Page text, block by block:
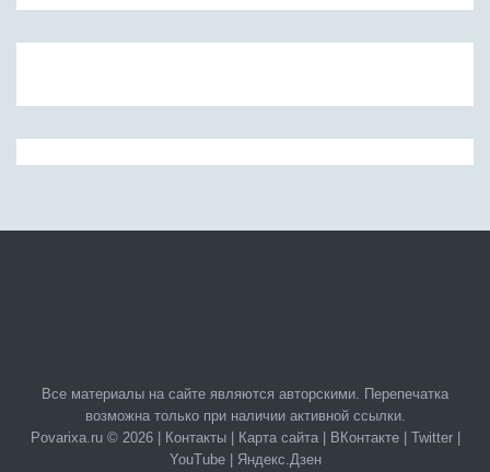
Все материалы на сайте являются авторскими. Перепечатка
возможна только при наличии активной ссылки.
Povarixa.ru © 2026 |
Контакты| Карта сайта| ВКонтакте| Twitter|
YouTube| Яндекс.Дзен